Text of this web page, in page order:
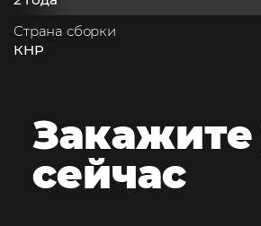
Страна сборки
КНР
Закажите
сейчас